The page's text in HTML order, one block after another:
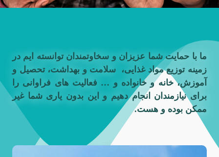
ما با حمایت شما عزیزان و سخاوتمندان توانسته ایم در
زمینه توزیع مواد غذایی، سلامت و بهداشت، تحصیل و
آموزش، خانه و خانواده و … فعالیت های فراوانی را
برای نیازمندان انجام دهیم و این بدون یاری شما غیر
ممکن بوده و هست.